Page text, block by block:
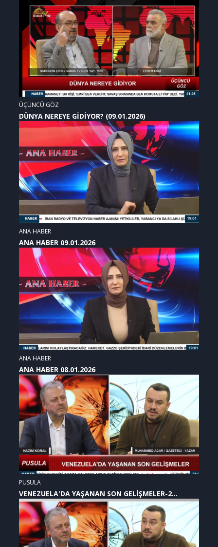
ÜÇÜNCÜ GÖZ
DÜNYA NEREYE GİDİYOR? (09.01.2026)
ANA HABER
ANA HABER 09.01.2026
ANA HABER
ANA HABER 08.01.2026
PUSULA
VENEZUELA'DA YAŞANAN SON GELİŞMELER-2
(07.01.2026)